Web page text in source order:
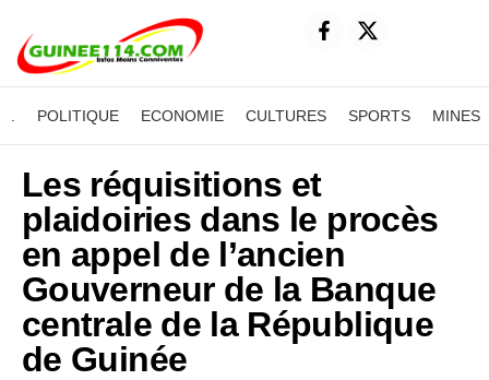
POLITIQUE ECONOMIE CULTURES SPORTS MINES
Les réquisitions et
plaidoiries dans le procès
en appel de l’ancien
Gouverneur de la Banque
centrale de la République
de Guinée